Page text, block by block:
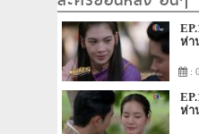
ห่า
:
ห่า